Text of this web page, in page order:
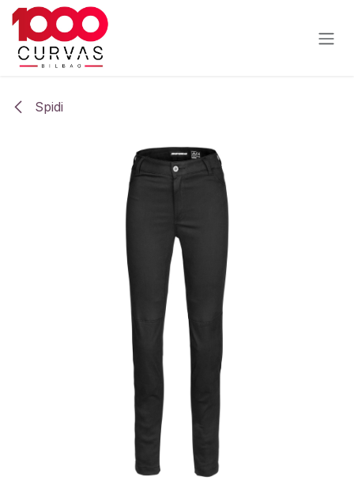
Ir al contenido
Spidi